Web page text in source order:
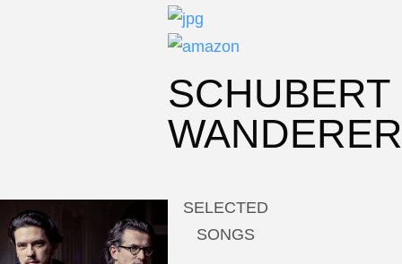
SCHUBERT
WANDERER
SELECTED
SONGS